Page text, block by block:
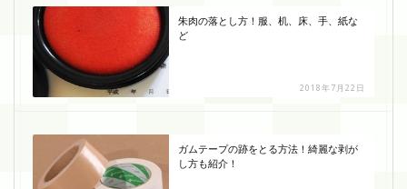
朱肉の落とし方！服、机、床、手、紙な
ど
2018年7月22日
ガムテープの跡をとる方法！綺麗な剥が
し方も紹介！